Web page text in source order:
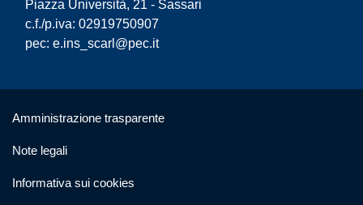
Piazza Università, 21 - Sassari
c.f./p.iva: 02919750907
pec: e.ins_scarl@pec.it
Amministrazione trasparente
Note legali
Informativa sui cookies